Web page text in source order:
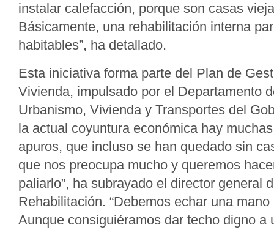
instalar calefacción, porque son casas
Básicamente, una rehabilitación interna
habitables”, ha detallado.
Esta iniciativa forma parte del Plan de
Vivienda, impulsado por el Departamento
Urbanismo, Vivienda y Transportes del
la actual coyuntura económica hay
apuros, que incluso se han quedado sin
que nos preocupa mucho y queremos
paliarlo”, ha subrayado el director general
Rehabilitación. “Debemos echar una
Aunque consiguiéramos dar techo digno a